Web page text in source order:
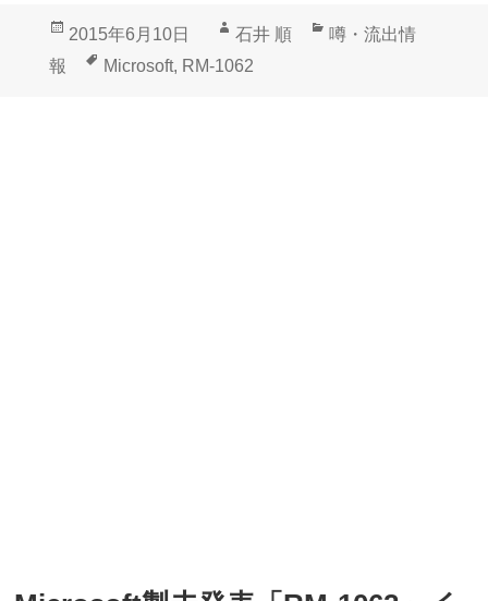
投
2015年6月10日
作
成
石井 順
カ
噂・流出情
報
タ
Microsoft, RM-1062